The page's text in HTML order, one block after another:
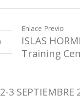
Enlace Previo
ISLAS
Training
2-3 SEPTIEMBRE